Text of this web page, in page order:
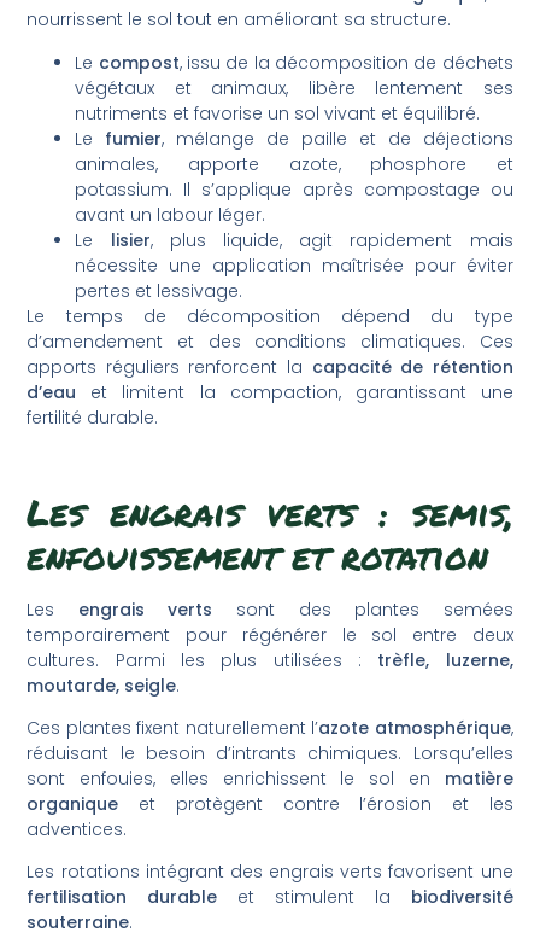
nourrissent le sol tout en améliorant sa structure.
Le compost, issu de la décomposition de déchets
végétaux et animaux, libère lentement ses
nutriments et favorise un sol vivant et équilibré.
Le fumier, mélange de paille et de déjections
animales, apporte azote, phosphore et
potassium. Il s’applique après compostage ou
avant un labour léger.
Le lisier, plus liquide, agit rapidement mais
nécessite une application maîtrisée pour éviter
pertes et lessivage.
Le temps de décomposition dépend du type
d’amendement et des conditions climatiques. Ces
apports réguliers renforcent la capacité de rétention
d’eau et limitent la compaction, garantissant une
fertilité durable.
Les engrais verts : semis,
enfouissement et rotation
Les engrais verts sont des plantes semées
temporairement pour régénérer le sol entre deux
cultures. Parmi les plus utilisées : trèfle, luzerne,
moutarde, seigle.
Ces plantes fixent naturellement l’azote atmosphérique,
réduisant le besoin d’intrants chimiques. Lorsqu’elles
sont enfouies, elles enrichissent le sol en matière
organique et protègent contre l’érosion et les
adventices.
Les rotations intégrant des engrais verts favorisent une
fertilisation durable et stimulent la biodiversité
souterraine.